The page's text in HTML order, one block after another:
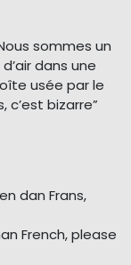
sommes un
dans une
usée par le
c’est bizarre”
dan Frans,
French, please